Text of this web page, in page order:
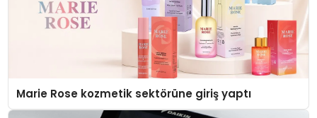
Marie Rose kozmetik sektörüne giriş yaptı